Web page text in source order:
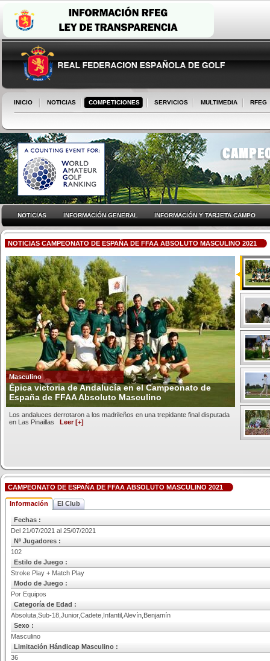
INICIO NOTICIAS COMPETICIONES SERVICIOS MULTIMEDIA RFEG
NOTICIAS INFORMACIÓN GENERAL INFORMACIÓN Y TARJETA CAMPO
NOTICIAS CAMPEONATO DE ESPAÑA DE FFAA ABSOLUTO MASCULINO 2021
Masculino
Épica victoria de Andalucía en el Campeonato de
España de FFAA Absoluto Masculino
Los andaluces derrotaron a los madrileños en una trepidante final disputada
en Las Pinaillas Leer [+]
CAMPEONATO DE ESPAÑA DE FFAA ABSOLUTO MASCULINO 2021
Información El Club
Fechas :
Del 21/07/2021 al 25/07/2021
Nº Jugadores :
102
Estilo de Juego :
Stroke Play + Match Play
Modo de Juego :
Por Equipos
Categoría de Edad :
Absoluta,Sub-18,Junior,Cadete,Infantil,Alevín,Benjamín
Sexo :
Masculino
Limitación Hándicap Masculino :
36